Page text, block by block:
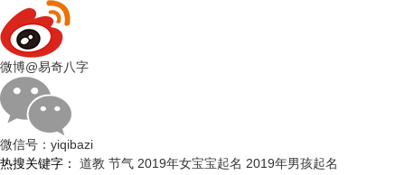
微博@易奇八字
微信号： yiqibazi
热搜关键字： 道教 节气 2019年女宝宝起名 2019年男孩起名